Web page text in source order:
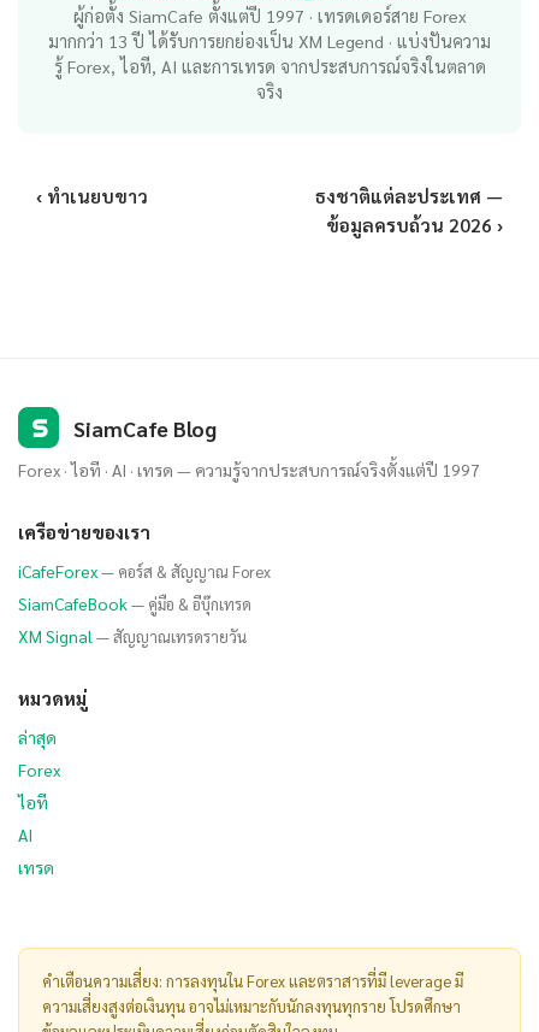
ผู้ก่อตั้ง SiamCafe ตั้งแต่ปี 1997 · เทรดเดอร์สาย Forex
มากกว่า 13 ปี ได้รับการยกย่องเป็น XM Legend · แบ่งปันความ
รู้ Forex, ไอที, AI และการเทรด จากประสบการณ์จริงในตลาด
จริง
‹ ทำเนยบขาว
ธงชาติแต่ละประเทศ —
ข้อมูลครบถ้วน 2026 ›
S SiamCafe Blog
Forex · ไอที · AI · เทรด — ความรู้จากประสบการณ์จริงตั้งแต่ปี 1997
เครือข่ายของเรา
iCafeForex— คอร์ส & สัญญาณ Forex
SiamCafeBook— คู่มือ & อีบุ๊กเทรด
XM Signal — สัญญาณเทรดรายวัน
หมวดหมู่
ล่าสุด
Forex
ไอที
AI
เทรด
คำเตือนความเสี่ยง: การลงทุนใน Forex และตราสารที่มี leverage มี
ความเสี่ยงสูงต่อเงินทุน อาจไม่เหมาะกับนักลงทุนทุกราย โปรดศึกษา